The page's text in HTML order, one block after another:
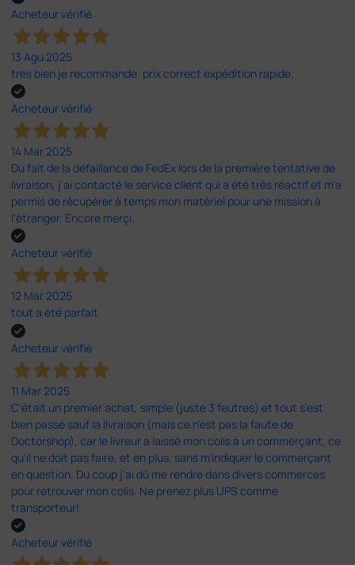
Acheteur vérifié
13 Agu 2025
tres bien je recommande. prix correct expédition rapide.
Acheteur vérifié
14 Mar 2025
Du fait de la défaillance de FedEx lors de la première tentative de
livraison, j'ai contacté le service client qui a été très réactif et m'a
permis de récupérer à temps mon matériel pour une mission à
l'étranger. Encore merçi.
Acheteur vérifié
12 Mar 2025
tout a été parfait
Acheteur vérifié
11 Mar 2025
C'était un premier achat, simple (juste 3 feutres) et tout s'est
bien passé sauf la livraison (mais ce n'est pas la faute de
Doctorshop), car le livreur a laissé mon colis à un commerçant, ce
qu'il ne doit pas faire, et en plus, sans m'indiquer le commerçant
en question. Du coup j'ai dû me rendre dans divers commerces
pour retrouver mon colis. Ne prenez plus UPS comme
transporteur!
Acheteur vérifié